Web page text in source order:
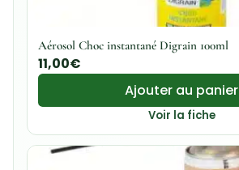
Aérosol Choc instantané Digrain 100ml
11,00€
Ajouter au panier
Voir la fiche